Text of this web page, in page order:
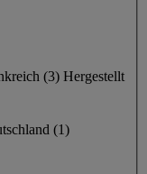
(3) Hergestellt
(1)